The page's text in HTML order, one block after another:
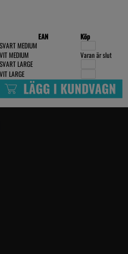
EAN
Köp
MEDIUM
MEDIUM
Varan är slut
LARGE
LARGE